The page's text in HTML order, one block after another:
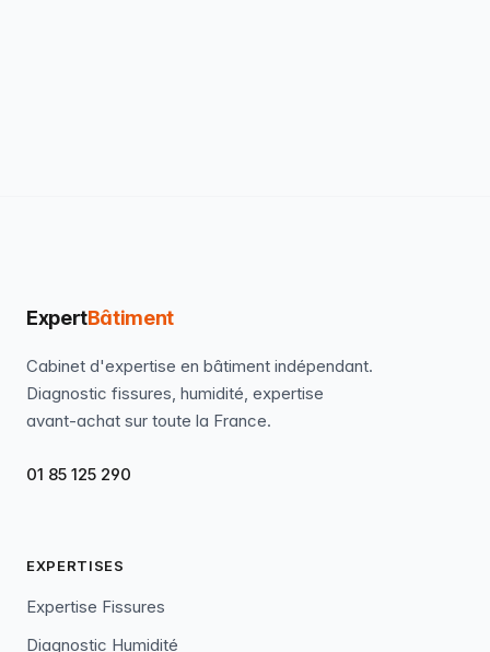
ExpertBâtiment
Cabinet d'expertise en bâtiment indépendant.
Diagnostic fissures, humidité, expertise
avant-achat sur toute la France.
01 85 125 290
EXPERTISES
Expertise Fissures
Diagnostic Humidité